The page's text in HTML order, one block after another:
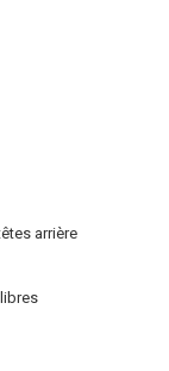
arrière